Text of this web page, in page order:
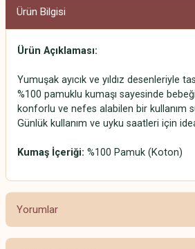
Ürün Bilgisi
Ürün Açıklaması:
Yumuşak ayıcık ve yıldız desenleriyle
%100 pamuklu kumaşı sayesinde
konforlu ve nefes alabilen bir kullanım
Günlük kullanım ve uyku saatleri için
Kumaş İçeriği: %100 Pamuk (Koton)
Yorumlar